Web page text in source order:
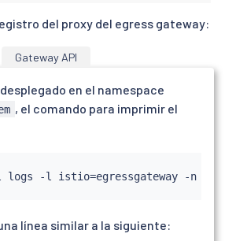
del proxy del egress gateway:
Gateway API
en el namespace
, el comando para imprimir el
logs -l istio=egressgateway -n
línea similar a la siguiente: